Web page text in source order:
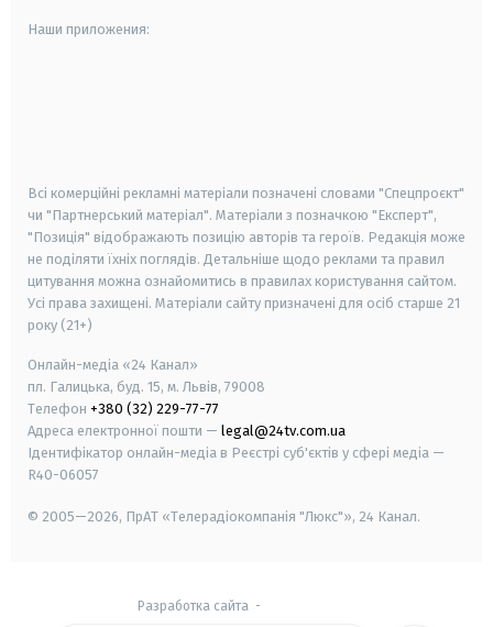
Наши приложения:
Всі комерційні рекламні матеріали позначені словами "Спецпроєкт"
чи "Партнерський матеріал". Матеріали з позначкою "Експерт",
"Позиція" відображають позицію авторів та героїв. Редакція може
не поділяти їхніх поглядів. Детальніше щодо реклами та правил
цитування можна ознайомитись в правилах користування сайтом.
Усі права захищені. Матеріали сайту призначені для осіб старше 21
року (21+)
Онлайн-медіа «24 Канал»
пл. Галицька, буд. 15, м. Львів, 79008
Телефон +380 (32) 229-77-77
Адреса електронної пошти — legal@24tv.com.ua
Ідентифікатор онлайн-медіа в Реєстрі суб'єктів у сфері медіа —
R40-06057
© 2005—2026, ПрАТ «Телерадіокомпанія "Люкс"», 24 Канал.
Разработка сайта -